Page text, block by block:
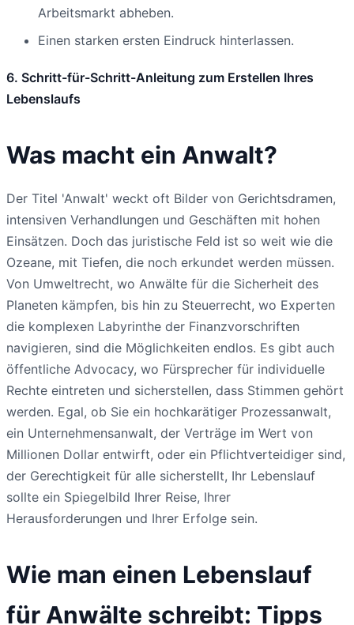
Arbeitsmarkt abheben.
Einen starken ersten Eindruck hinterlassen.
6. Schritt-für-Schritt-Anleitung zum Erstellen Ihres
Lebenslaufs
Was macht ein Anwalt?
Der Titel 'Anwalt' weckt oft Bilder von Gerichtsdramen,
intensiven Verhandlungen und Geschäften mit hohen
Einsätzen. Doch das juristische Feld ist so weit wie die
Ozeane, mit Tiefen, die noch erkundet werden müssen.
Von Umweltrecht, wo Anwälte für die Sicherheit des
Planeten kämpfen, bis hin zu Steuerrecht, wo Experten
die komplexen Labyrinthe der Finanzvorschriften
navigieren, sind die Möglichkeiten endlos. Es gibt auch
öffentliche Advocacy, wo Fürsprecher für individuelle
Rechte eintreten und sicherstellen, dass Stimmen gehört
werden. Egal, ob Sie ein hochkarätiger Prozessanwalt,
ein Unternehmensanwalt, der Verträge im Wert von
Millionen Dollar entwirft, oder ein Pflichtverteidiger sind,
der Gerechtigkeit für alle sicherstellt, Ihr Lebenslauf
sollte ein Spiegelbild Ihrer Reise, Ihrer
Herausforderungen und Ihrer Erfolge sein.
Wie man einen Lebenslauf
für Anwälte schreibt: Tipps